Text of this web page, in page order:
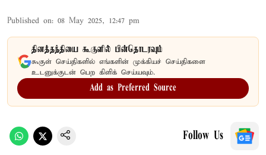
Published on: 08 May 2025, 12:47 pm
தினத்தந்தியை கூகுளில் பின்தொடரவும்
கூகுள் செய்திகளில் எங்களின் முக்கியச் செய்திகளை
உடனுக்குடன் பெற கிளிக் செய்யவும்.
Add as Preferred Source
Follow Us